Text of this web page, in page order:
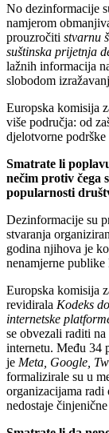
No dezinformacije
namjerom
prouzročiti stvarnu
suštinska prijetnja
lažnih informacija
slobodom
Europska komisija
više područja: od
djelotvorne
Smatrate li
nečim protiv čega
popularnosti
Dezinformacije su
stvaranja
godina njihova je
nenamjerne
Europska komisija
revidirala Kodeks
internetske
se obvezali raditi
internetu. Među 34
je Meta, Google,
formalizirale su u
organizacijama radi
nedostaje